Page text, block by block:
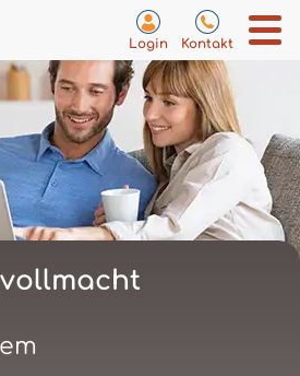
Login Kontakt